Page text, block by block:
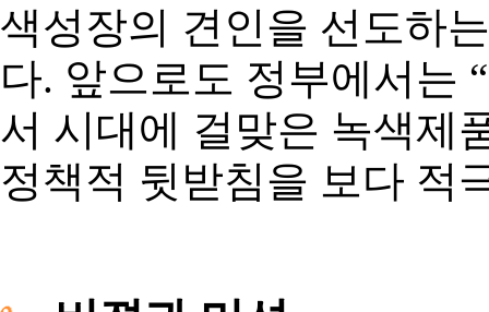
색성장의 견인을 선도하
다. 앞으로도 정부에서는
서 시대에 걸맞은 녹색제
정책적 뒷받침을 보다 적